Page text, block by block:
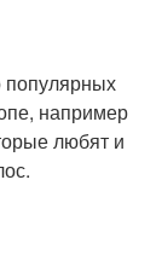
популярных
например
любят и